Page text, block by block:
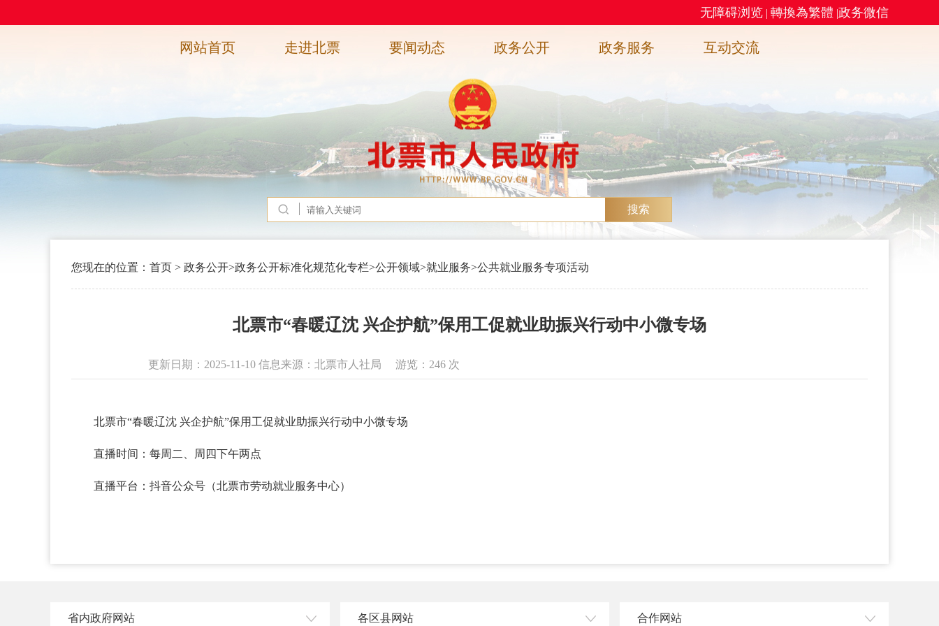
无障碍浏览 | 轉換為繁體 |政务微信
网站首页 走进北票 要闻动态 政务公开 政务服务 互动交流
搜索
您现在的位置： 首页 > 政务公开>政务公开标准化规范化专栏>公开领域>就业服务>公共就业服务专项活动
北票市“春暖辽沈 兴企护航”保用工促就业助振兴行动中小微专场
更新日期：2025-11-10 信息来源：北票市人社局 游览： 246 次
北票市“春暖辽沈 兴企护航”保用工促就业助振兴行动中小微专场
直播时间：每周二、周四下午两点
直播平台：抖音公众号（北票市劳动就业服务中心）
省内政府网站 各区县网站 合作网站